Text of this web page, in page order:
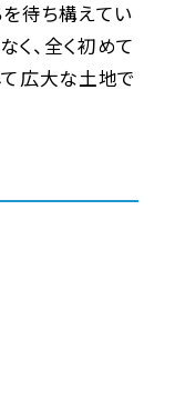
待ち構えてい
、全く初めて
て広大な土地で